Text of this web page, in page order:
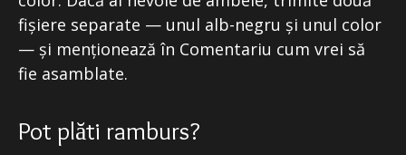
fișiere separate — unul alb-negru și unul color
— și menționează în Comentariu cum vrei să
fie asamblate.
Pot plăti ramburs?